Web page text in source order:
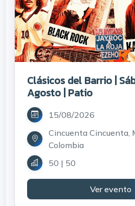
Clásicos del Barrio |
Agosto | Patio
15/08/2026
Cincuenta Cincuenta,
Colombia
50 | 50
Ver evento